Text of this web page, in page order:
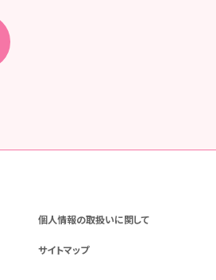
個人情報の取扱いに関して
サイトマップ